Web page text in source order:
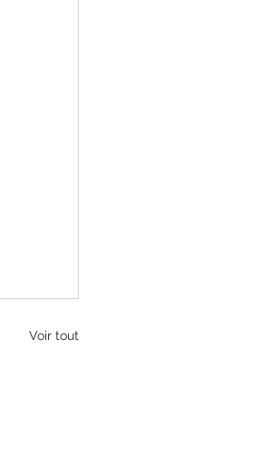
Voir tout